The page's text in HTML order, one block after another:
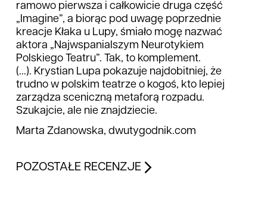
ramowo pierwsza i całkowicie druga część
„Imagine”, a biorąc pod uwagę poprzednie
kreacje Kłaka u Lupy, śmiało mogę nazwać
aktora „Najwspanialszym Neurotykiem
Polskiego Teatru”. Tak, to komplement.
(...). Krystian Lupa pokazuje najdobitniej, że
trudno w polskim teatrze o kogoś, kto lepiej
zarządza sceniczną metaforą rozpadu.
Szukajcie, ale nie znajdziecie.
Marta Zdanowska, dwutygodnik.com
POZOSTAŁE RECENZJE